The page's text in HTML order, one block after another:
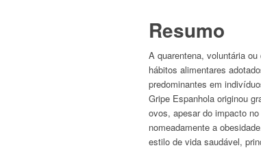
Resumo
A quarentena, voluntária
hábitos alimentares
predominantes em
Gripe Espanhola originou
ovos, apesar do impacto
nomeadamente a
estilo de vida saudável,